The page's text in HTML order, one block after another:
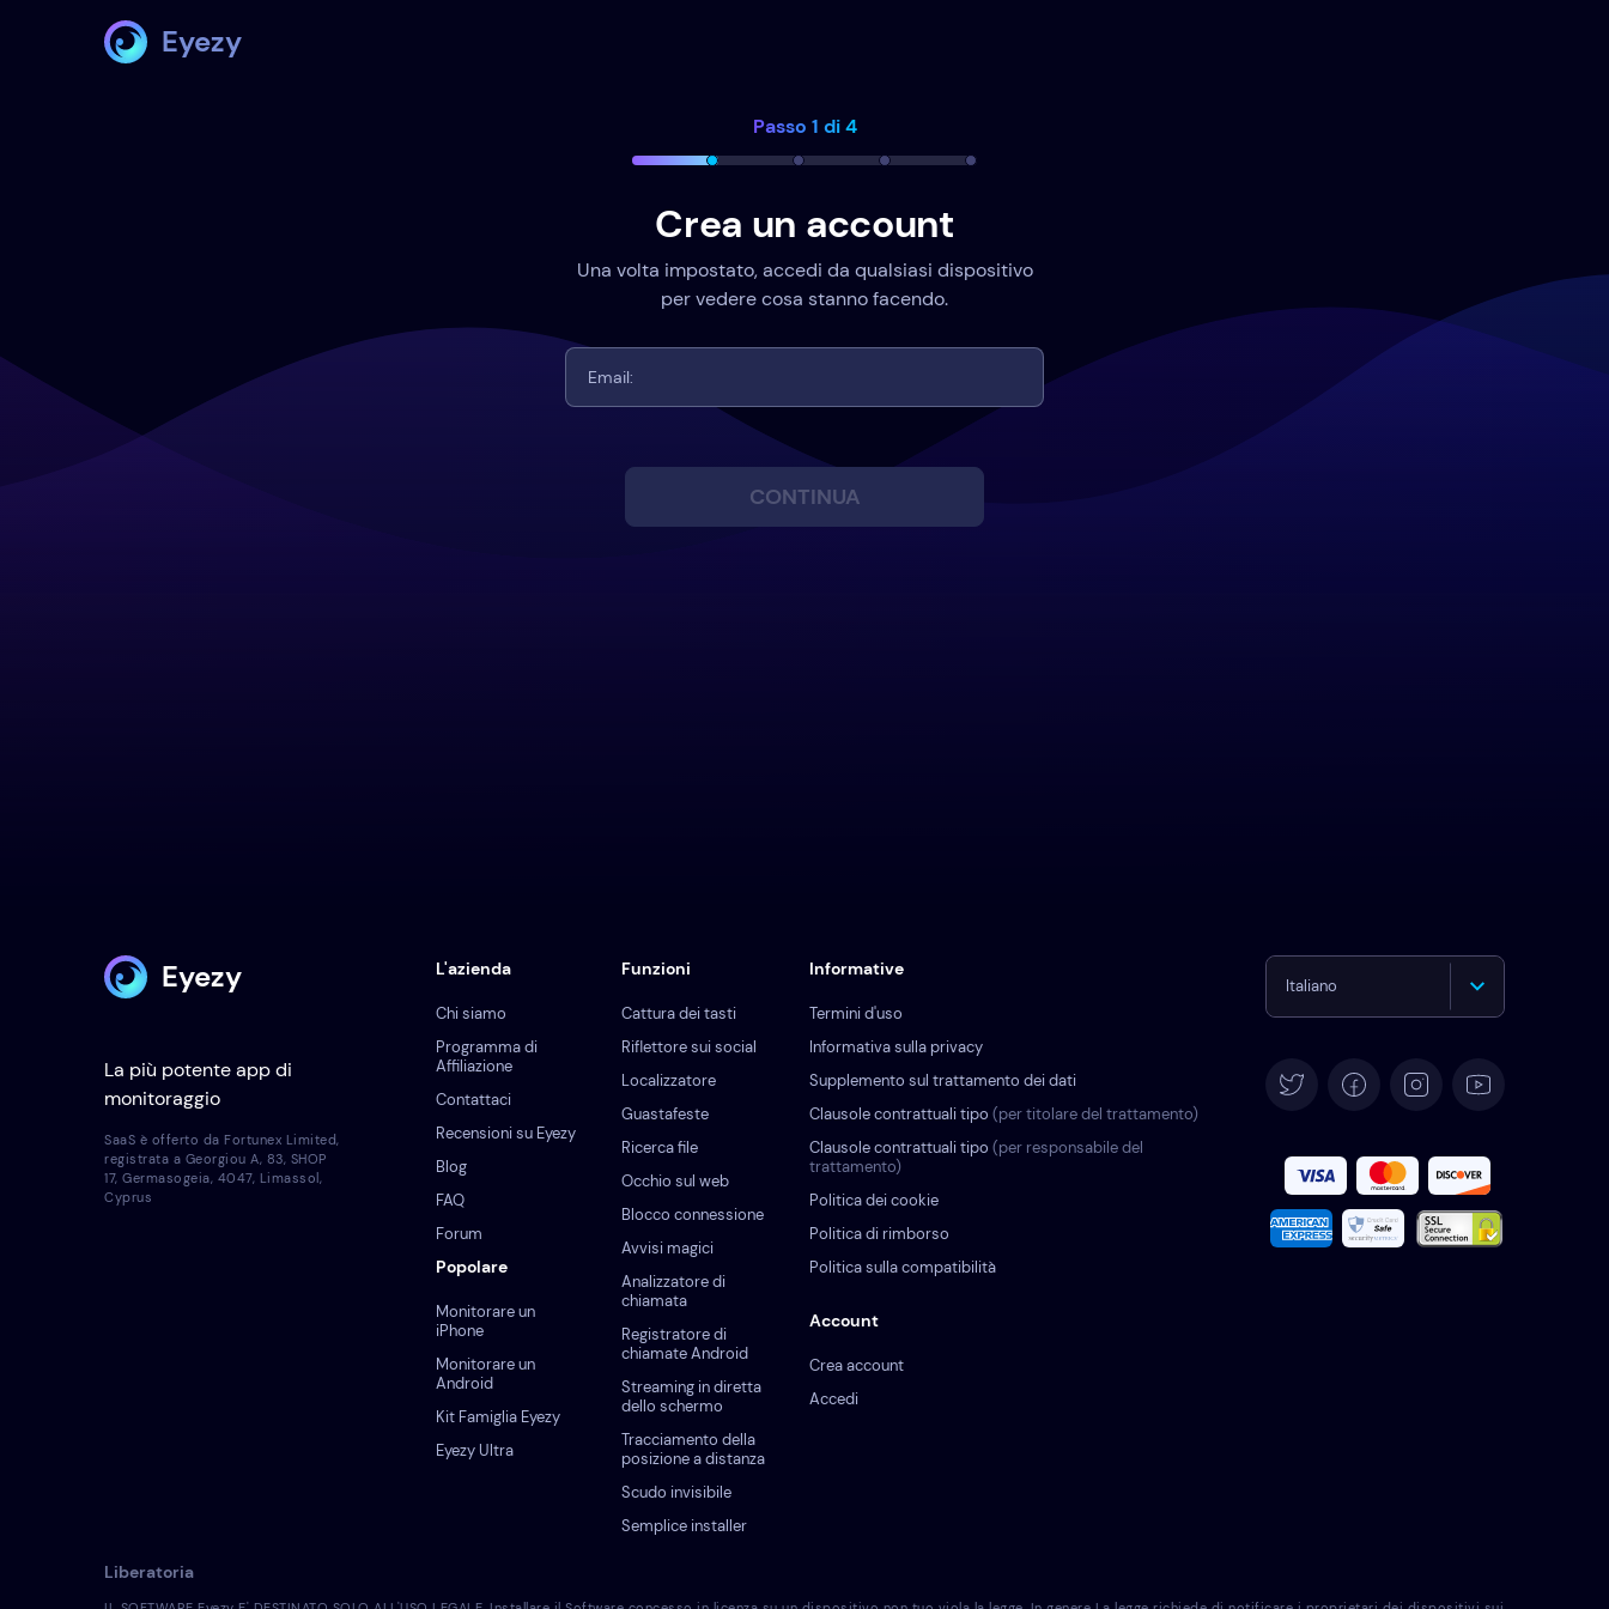
Eyezy
Passo 1 di 4
Crea un account
Una volta impostato, accedi da qualsiasi dispositivo
per vedere cosa stanno facendo.
CONTINUA
Eyezy
La più potente app di
monitoraggio
L'azienda
Chi siamo
Programma di
Affiliazione
Contattaci
Recensioni su Eyezy
Blog
FAQ
Forum
Popolare
Monitorare un
iPhone
Monitorare un
Android
Kit Famiglia Eyezy
Eyezy Ultra
Account
Crea account
Accedi
Informative
Termini d'uso
Informativa sulla privacy
Supplemento sul trattamento dei dati
Clausole contrattuali tipo (per titolare del trattamento)
Clausole contrattuali tipo (per responsabile del
trattamento)
Politica dei cookie
Politica di rimborso
Politica sulla compatibilità
Funzioni
Cattura dei tasti
Riflettore sui social
Localizzatore
Guastafeste
Ricerca file
Occhio sul web
Blocco connessione
Avvisi magici
Analizzatore di
chiamata
Registratore di
chiamate Android
Streaming in diretta
dello schermo
Tracciamento della
posizione a distanza
Scudo invisibile
Semplice installer
Italiano
Español
Français
SaaS è offerto da Fortunex Limited,
registrata a Georgiou A, 83, SHOP
17, Germasogeia, 4047, Limassol,
Cyprus
Liberatoria